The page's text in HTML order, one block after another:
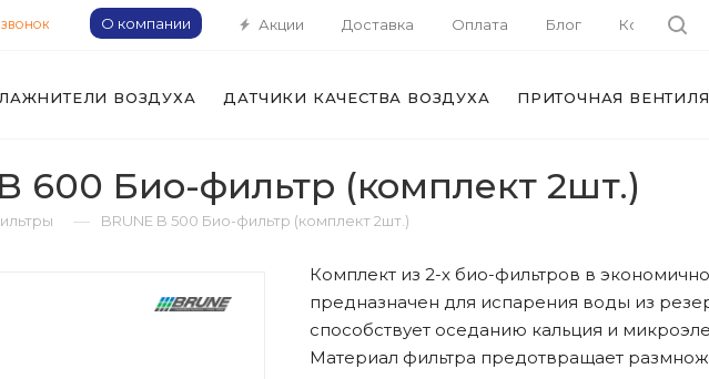
ЗВОНОК О компании Акции Доставка Оплата Блог Контакты
ВОЗДУХА ДАТЧИКИ КАЧЕСТВА ВОЗДУХА ПРИТОЧНАЯ
600 Био-фильтр (комплект 2шт.)
— BRUNE B 500 Био-фильтр (комплект 2шт.)
Комплект из 2-х био-фильтров в
предназначен для испарения воды из
способствует оседанию кальция и
Материал фильтра предотвращает